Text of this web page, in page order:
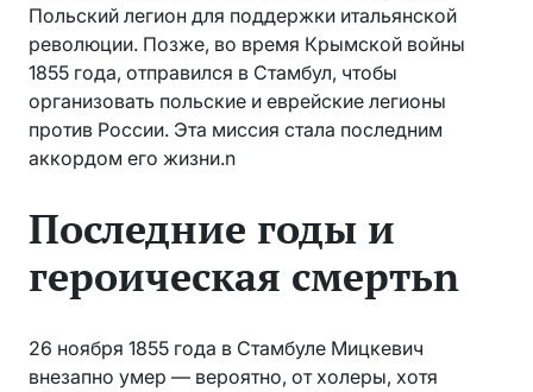
Польский легион для поддержки итальянской
революции. Позже, во время Крымской войны
1855 года, отправился в Стамбул, чтобы
организовать польские и еврейские легионы
против России. Эта миссия стала последним
аккордом его жизни.n
Последние годы и
героическая смертьn
26 ноября 1855 года в Стамбуле Мицкевич
внезапно умер — вероятно, от холеры, хотя